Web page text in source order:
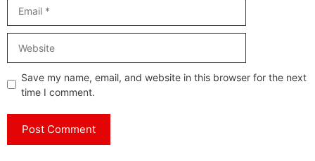
Save my name, email, and website in this browser for the next
time I comment.